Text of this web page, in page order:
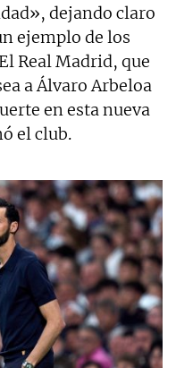
dejando claro
ejemplo de los
Real Madrid, que
a Álvaro Arbeloa
en esta nueva
el club.